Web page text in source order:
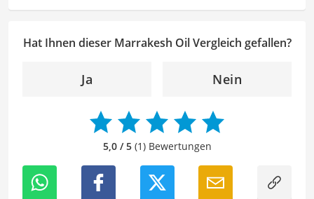
Autoren dabei zu helfen, ihre Botschaften klar und
das geschriebene Wort und meine breitgefächerten
Interessen, bringe ich frische Perspektiven sowie neue
Ideen in den Lektoratsprozess ein, um sicherzustellen,
dass die Texte sowohl qualitativ hochwertig als auch
ansprechend sind.
Hat Ihnen dieser Marrakesh Oil Vergleich gefallen?
Ja Nein
5,0 / 5(1) Bewertungen